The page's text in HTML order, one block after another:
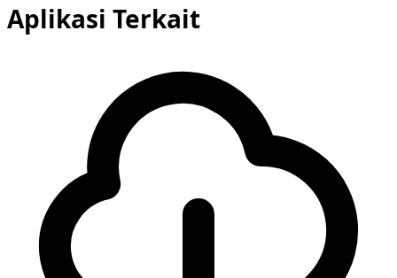
Aplikasi Terkait